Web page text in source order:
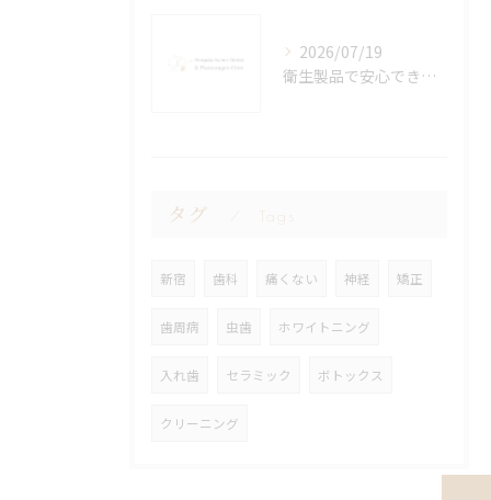
2026/07/19
衛生製品で安心できる歯科治療を東京都新宿区江戸川区で受けるための基礎知識
タグ Tags
新宿 歯科 痛くない 神経 矯正
歯周病 虫歯 ホワイトニング
入れ歯 セラミック ボトックス
クリーニング